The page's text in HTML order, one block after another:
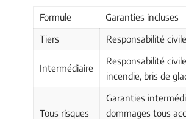
Formule
Garanties incluses
Tiers
Responsabilité civile
Intermédiaire
Responsabilité
incendie, bris de
Tous risques
Garanties
dommages tous